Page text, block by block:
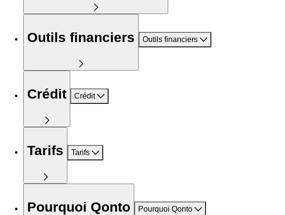
Outils financiers Outils financiers
Crédit Crédit
Tarifs Tarifs
Pourquoi Qonto Pourquoi Qonto